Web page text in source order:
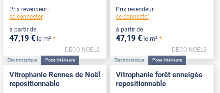
Prix revendeur :
se connecter
à partir de
47,19 € le m² *
DECO-NOEL2
Prix revendeur :
se connecter
à partir de
47,19 € le m² *
DECO-NOEL3
Électrostatique Pose Intérieure
Vitrophanie Rennes de Noël
repositionnable
Électrostatique Pose Intérieure
Vitrophanie forêt enneigée
repositionnable